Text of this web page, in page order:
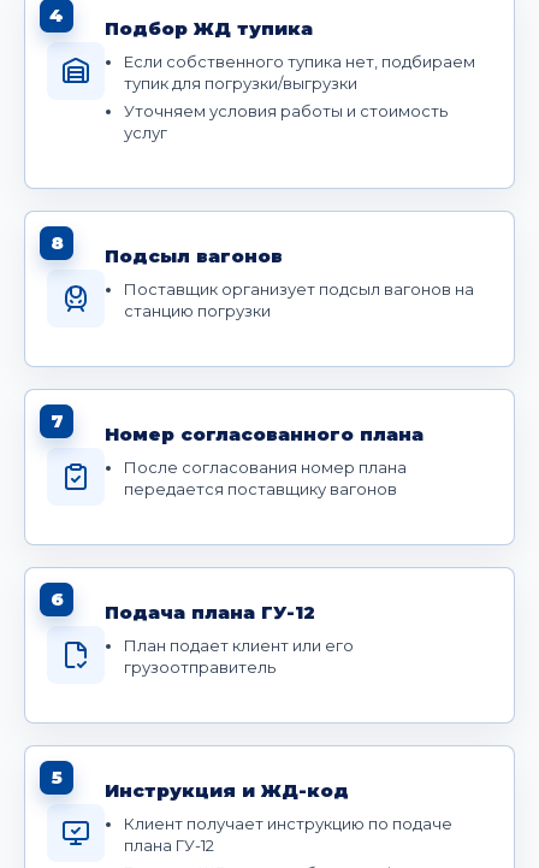
4
Подбор ЖД тупика
Если собственного тупика нет, подбираем
тупик для погрузки/выгрузки
Уточняем условия работы и стоимость
услуг
8
Подсыл вагонов
Поставщик организует подсыл вагонов на
станцию погрузки
7
Номер согласованного плана
После согласования номер плана
передается поставщику вагонов
6
Подача плана ГУ-12
План подает клиент или его
грузоотправитель
5
Инструкция и ЖД-код
Клиент получает инструкцию по подаче
плана ГУ-12